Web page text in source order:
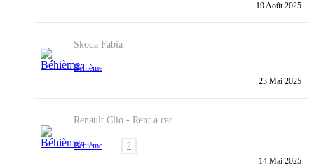
19 Août 2025
Skoda Fabia
Béhième
23 Mai 2025
Renault Clio - Rent a car
Béhième ...
2
14 Mai 2025